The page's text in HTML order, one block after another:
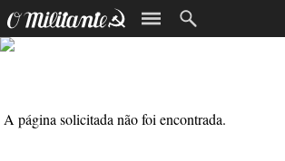
A página solicitada não foi encontrada.